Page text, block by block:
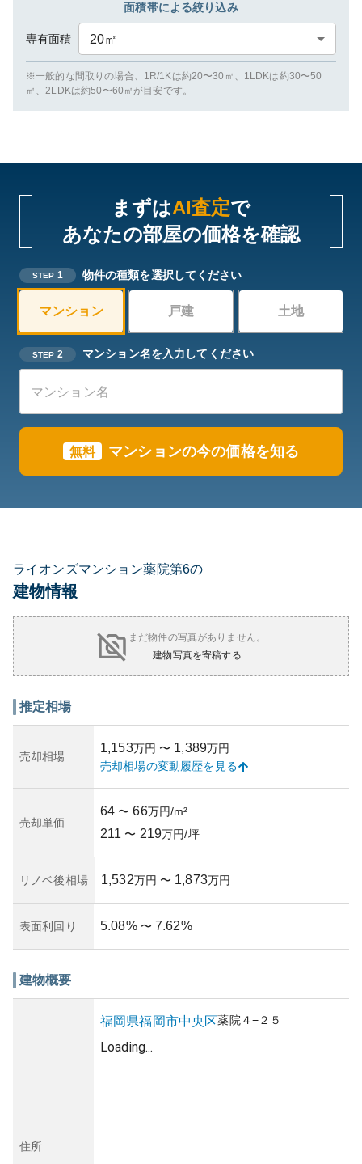
面積帯による絞り込み
専有面積 20㎡
※一般的な間取りの場合、1R/1Kは約20〜30㎡、1LDKは約30〜50
㎡、2LDKは約50〜60㎡が目安です。
まずはAI査定で
あなたの部屋の価格を確認
STEP 1 物件の種類を選択してください
マンション 戸建 土地
STEP 2 マンション名を入力してください
無料 マンションの今の価格を知る
ライオンズマンション薬院第6の
建物情報
まだ物件の写真がありません。
建物写真を寄稿する
推定相場
売却相場
1,153万円 〜 1,389万円
売却相場の変動履歴を見る
売却単価
64 〜 66万円/m²
211 〜 219万円/坪
リノベ後相場 1,532万円 〜 1,873万円
表面利回り 5.08% 〜 7.62%
建物概要
住所
福岡県福岡市中央区薬院 ４−２５
Loading...